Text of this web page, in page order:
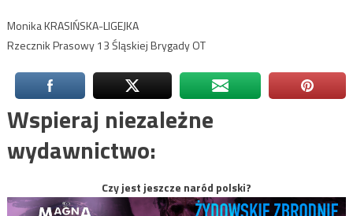
Monika KRASIŃSKA-LIGEJKA
Rzecznik Prasowy 13 Śląskiej Brygady OT
Wspieraj niezależne
wydawnictwo:
Czy jest jeszcze naród polski?